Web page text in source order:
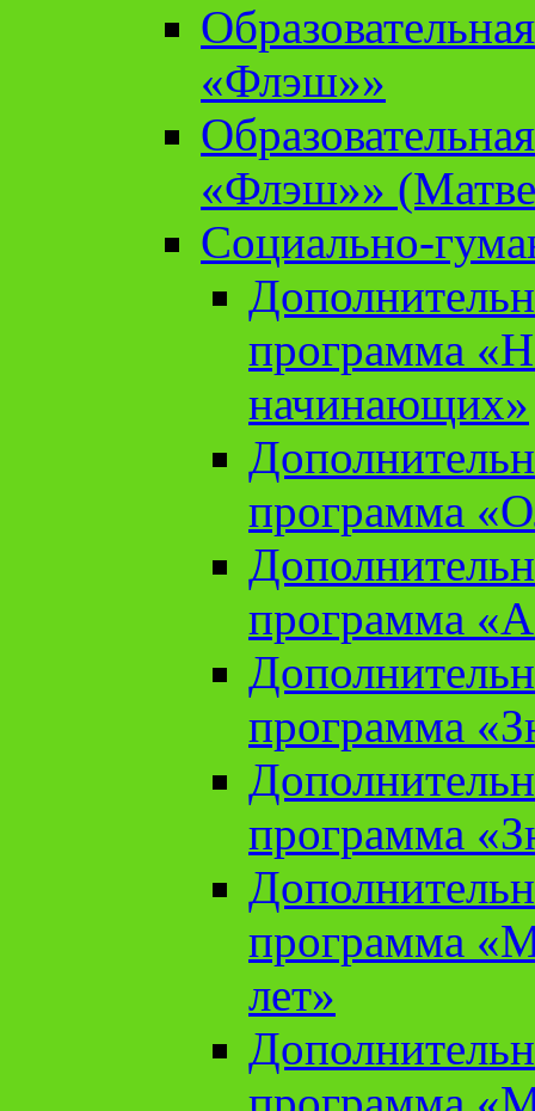
«Флэш»»
«Флэш»»
Социально-
программа
начинающих»
программа
программа
программа
программа
программа
лет»